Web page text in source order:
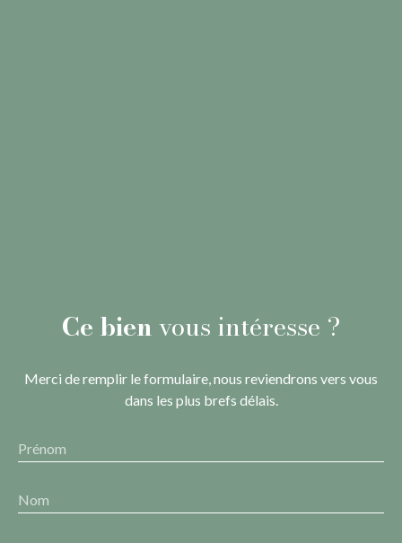
Ce bienvous intéresse ?
Merci de remplir le formulaire, nous reviendrons vers vous
dans les plus brefs délais.
Prénom
Nom